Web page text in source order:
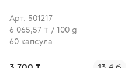
Арт. 501217
6 065,57 ₸ / 100 g
60 капсула